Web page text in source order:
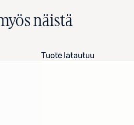
näistä
Tuote latautuu